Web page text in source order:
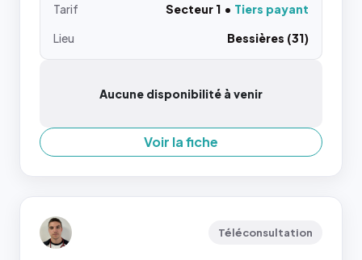
Tarif Secteur 1
Tiers payant
Lieu
Bessières (31)
Aucune disponibilité à venir
Voir la fiche
Téléconsultation